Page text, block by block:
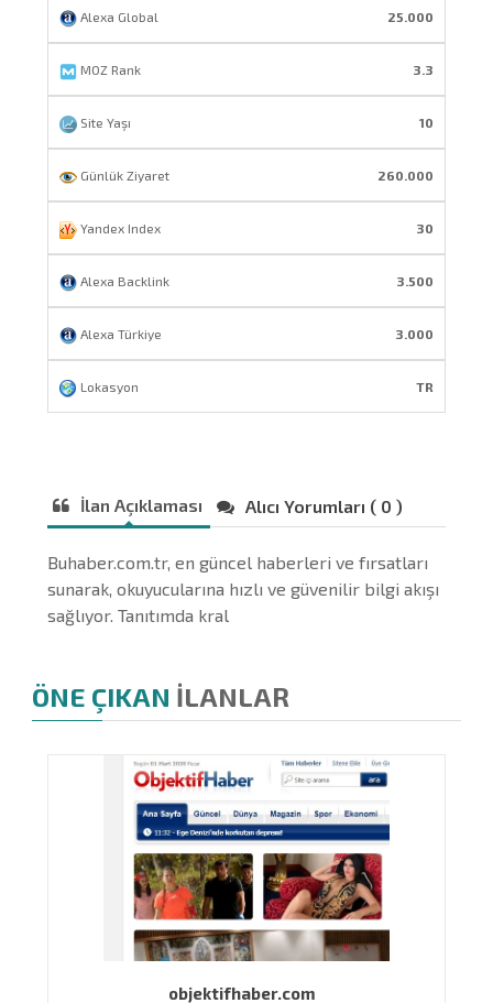
Alexa Global 25.000
MOZ Rank 3.3
Site Yaşı 10
Günlük Ziyaret 260.000
Yandex Index 30
Alexa Backlink 3.500
Alexa Türkiye 3.000
Lokasyon TR
İlan Açıklaması Alıcı Yorumları ( 0 )
Buhaber.com.tr, en güncel haberleri ve fırsatları
sunarak, okuyucularına hızlı ve güvenilir bilgi akışı
sağlıyor. Tanıtımda kral
ÖNE ÇIKAN İLANLAR
objektifhaber.com